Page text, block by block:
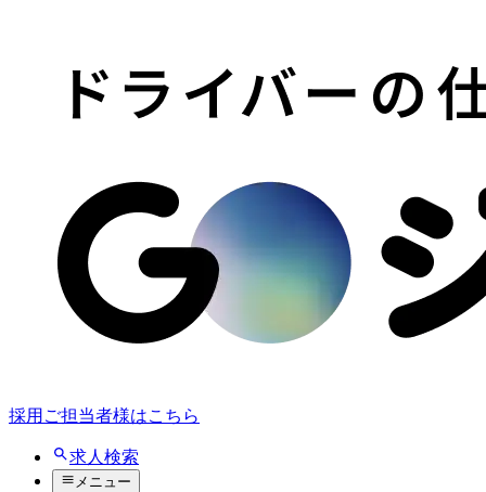
採用ご担当者様はこちら
求人検索
メニュー